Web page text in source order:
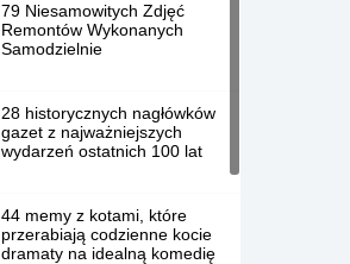
79 Niesamowitych Zdjęć
Remontów Wykonanych
Samodzielnie
28 historycznych nagłówków
gazet z najważniejszych
wydarzeń ostatnich 100 lat
44 memy z kotami, które
przerabiają codzienne kocie
dramaty na idealną komedię